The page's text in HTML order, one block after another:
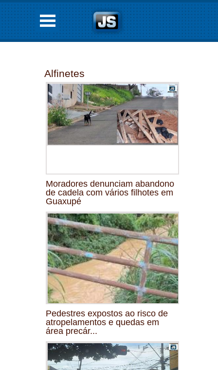
Alfinetes
Moradores denunciam abandono
de cadela com vários filhotes em
Guaxupé
Pedestres expostos ao risco de
atropelamentos e quedas em
área precár...